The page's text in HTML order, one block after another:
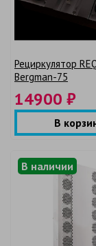
Рециркулятор
Bergman-75
14900 ₽
В
В наличии